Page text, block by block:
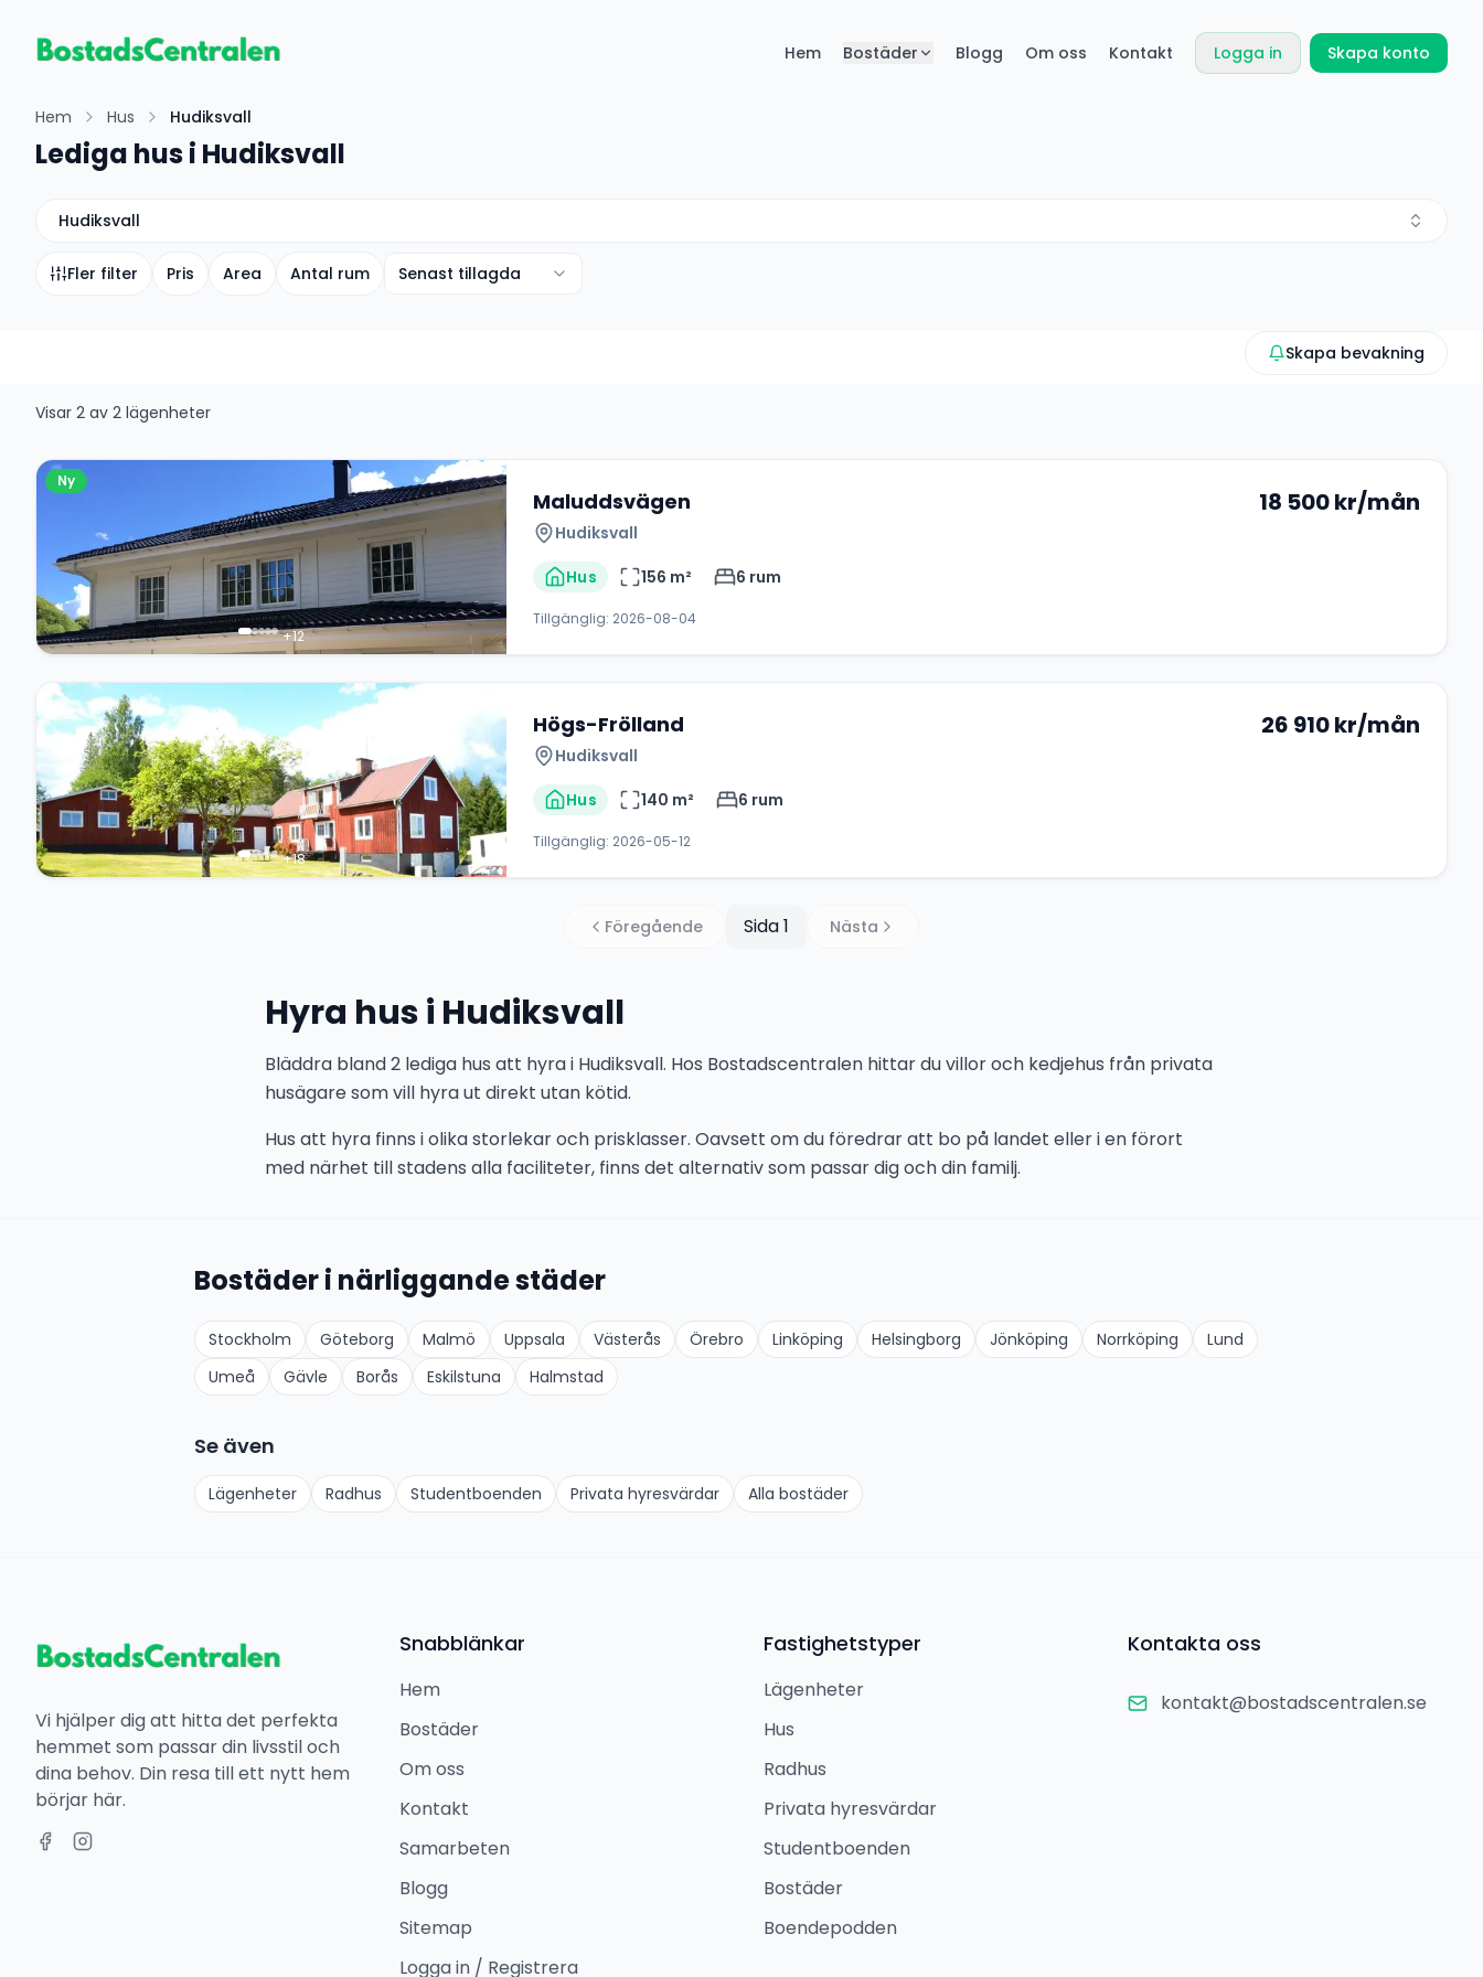
Hem Bostäder Blogg Om oss Kontakt Logga in Skapa konto
Hem Hus Hudiksvall
Lediga hus i Hudiksvall
Hudiksvall
Fler filter Pris Area Antal rum Senast tillagda
Skapa bevakning
Visar 2 av 2 lägenheter
+12
Ny
Maluddsvägen
Hudiksvall
18 500kr/mån
Hus 156 m² 6 rum
Tillgänglig: 2026-08-04
+18
Högs-Frölland
Hudiksvall
26 910kr/mån
Hus 140 m² 6 rum
Tillgänglig: 2026-05-12
Föregående Sida1 Nästa
Hyra hus i Hudiksvall
Bläddra bland 2 lediga hus att hyra i Hudiksvall. Hos Bostadscentralen hittar du villor och kedjehus från privata
husägare som vill hyra ut direkt utan kötid.
Hus att hyra finns i olika storlekar och prisklasser. Oavsett om du föredrar att bo på landet eller i en förort
med närhet till stadens alla faciliteter, finns det alternativ som passar dig och din familj.
Bostäder i närliggande städer
Stockholm Göteborg Malmö Uppsala Västerås Örebro Linköping Helsingborg Jönköping Norrköping
Lund
Umeå
Gävle Borås Eskilstuna Halmstad
Se även
Lägenheter Radhus Studentboenden Privata hyresvärdar Alla bostäder
Vi hjälper dig att hitta det perfekta
hemmet som passar din livsstil och
dina behov. Din resa till ett nytt hem
börjar här.
Snabblänkar
Hem
Bostäder
Om oss
Kontakt
Samarbeten
Blogg
Sitemap
Logga in / Registrera
Fastighetstyper
Lägenheter
Hus
Radhus
Privata hyresvärdar
Studentboenden
Bostäder
Boendepodden
Kontakta oss
kontakt@bostadscentralen.se